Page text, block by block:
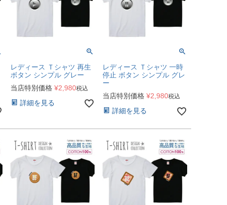
レディース Ｔシャツ 再生
ボタン シンプル グレー
当店特別価格 ¥2,980税込
詳細を見る
レディース Ｔシャツ 一時
停止 ボタン シンプル グレ
ー
当店特別価格 ¥2,980税込
詳細を見る